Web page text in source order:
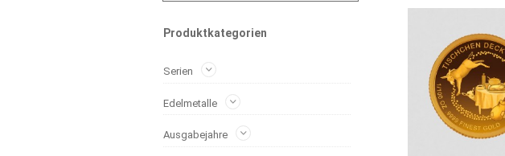
Produktkategorien
Serien
Edelmetalle
Ausgabejahre